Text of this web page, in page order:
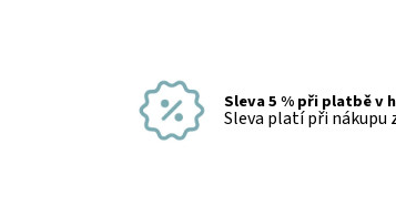
Sleva 5 % při platbě v
Sleva platí při nákupu